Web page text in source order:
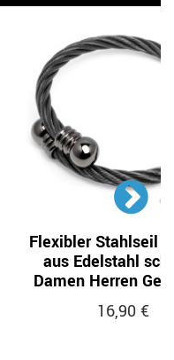
Flexibler Stahlseil
aus Edelstahl
Damen Herren
16,90 €